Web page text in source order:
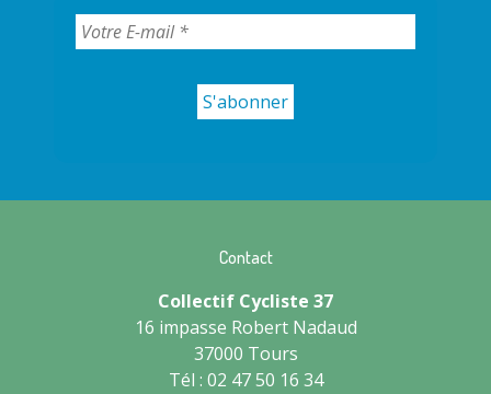
Contact
Collectif Cycliste 37
16 impasse Robert Nadaud
37000 Tours
Tél : 02 47 50 16 34